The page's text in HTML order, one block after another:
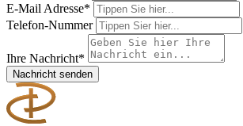
E-Mail Adresse*
Telefon-Nummer
Ihre Nachricht*
Nachricht senden